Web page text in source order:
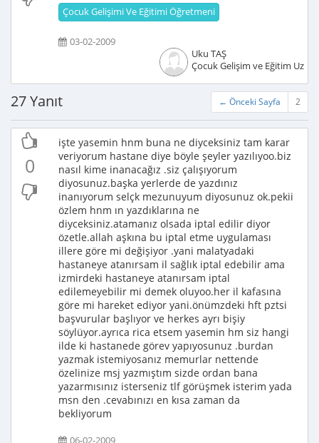
Çocuk Gelişimi Ve Eğitimi Öğretmeni
03-02-2009
Uku TAŞ
Çocuk Gelişim ve Eğitim
← Önceki Sayfa 2
27 Yanıt
0
işte yasemin hnm buna ne diyceksiniz tam karar
veriyorum hastane diye böyle şeyler yazılıyoo.biz
nasıl kime inanacağız .siz çalışıyorum
diyosunuz.başka yerlerde de yazdınız
inanıyorum selçk mezunuyum diyosunuz ok.pekii
özlem hnm ın yazdıklarına ne
diyceksiniz.atamanız olsada iptal edilir diyor
özetle.allah aşkına bu iptal etme uygulaması
illere göre mi değişiyor .yani malatyadaki
hastaneye atanırsam il sağlık iptal edebilir ama
izmirdeki hastaneye atanırsam iptal
edilemeyebilir mi demek oluyoo.her il kafasına
göre mi hareket ediyor yani.önümzdeki hft pztsi
başvurular başlıyor ve herkes ayrı bişiy
söylüyor.ayrıca rica etsem yasemin hm siz hangi
ilde ki hastanede görev yapıyosunuz .burdan
yazmak istemiyosanız memurlar nettende
özelinize msj yazmıştım sizde ordan bana
yazarmısınız isterseniz tlf görüşmek isterim yada
msn den .cevabınızı en kısa zaman da
bekliyorum
06-02-2009